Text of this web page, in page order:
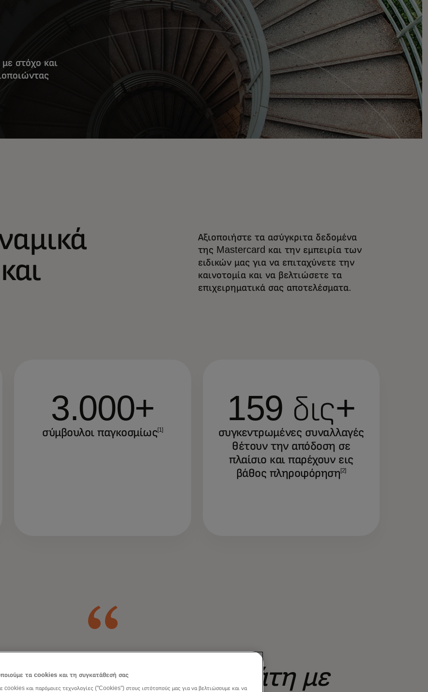
στόχο και
Αξιοποιήστε τα ασύγκριτα δεδομένα
της Mastercard και την εμπειρία των
ειδικών μας για να επιταχύνετε την
καινοτομία και να βελτιώσετε τα
επιχειρηματικά σας αποτελέσματα.
3.000+
σύμβουλοι παγκοσμίως[1]
159 δις+
συγκεντρωμένες συναλλαγές
θέτουν την απόδοση σε
πλαίσιο και παρέχουν εις
βάθος πληροφόρηση [2]
εξωτερικό συνεργάτη με
τα cookies και τη συγκατάθεσή σας
cookies και παρόμοιες τεχνολογίες ("Cookies") στους ιστότοπούς μας για να βελτιώσουμε και να